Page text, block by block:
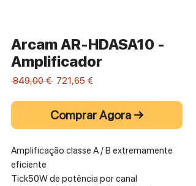
Arcam AR-HDASA10 -
Amplificador
849,00 € Preço
721,65 €
Comprar Agora →
Amplificação classe A / B extremamente
eficiente
Tick50W de potência por canal